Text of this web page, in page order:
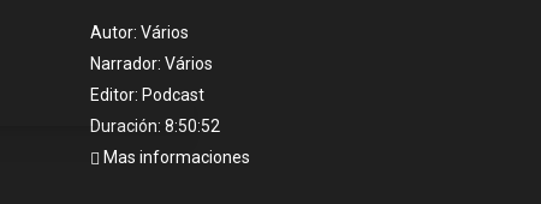
Autor: Vários
Narrador: Vários
Editor: Podcast
Duración: 8:50:52
Mas informaciones